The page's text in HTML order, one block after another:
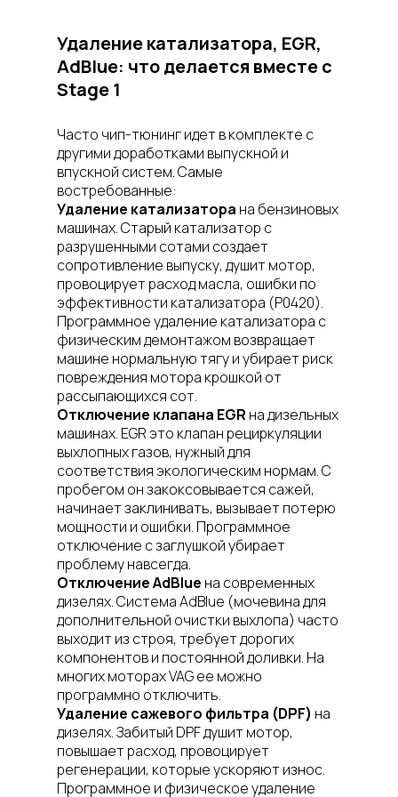
Удаление катализатора, EGR,
AdBlue: что делается вместе с
Stage 1
Часто чип-тюнинг идет в комплекте с
другими доработками выпускной и
впускной систем. Самые
востребованные:
Удаление катализатора на бензиновых
машинах. Старый катализатор с
разрушенными сотами создает
сопротивление выпуску, душит мотор,
провоцирует расход масла, ошибки по
эффективности катализатора (P0420).
Программное удаление катализатора с
физическим демонтажом возвращает
машине нормальную тягу и убирает риск
повреждения мотора крошкой от
рассыпающихся сот.
Отключение клапана EGR на дизельных
машинах. EGR это клапан рециркуляции
выхлопных газов, нужный для
соответствия экологическим нормам. С
пробегом он закоксовывается сажей,
начинает заклинивать, вызывает потерю
мощности и ошибки. Программное
отключение с заглушкой убирает
проблему навсегда.
Отключение AdBlue на современных
дизелях. Система AdBlue (мочевина для
дополнительной очистки выхлопа) часто
выходит из строя, требует дорогих
компонентов и постоянной доливки. На
многих моторах VAG ее можно
программно отключить.
Удаление сажевого фильтра (DPF) на
дизелях. Забитый DPF душит мотор,
повышает расход, провоцирует
регенерации, которые ускоряют износ.
Программное и физическое удаление